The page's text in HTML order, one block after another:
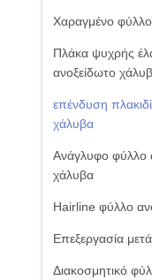
Χαραγμένο
Πλάκα ψυχρής
ανοξείδωτο
επένδυση
χάλυβα
Ανάγλυφο φύλλο
χάλυβα
Hairline φύλλο
Επεξεργασία
Διακοσμητικό